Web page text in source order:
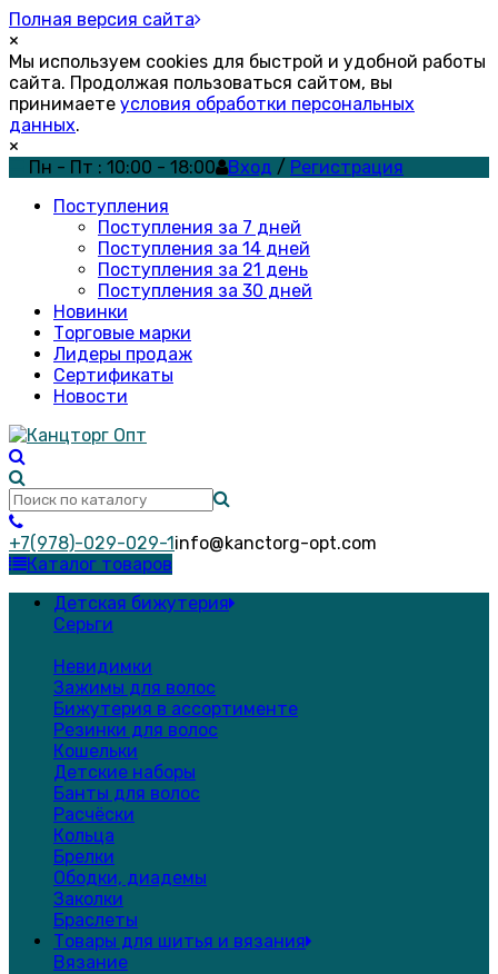
Полная версия сайта
×
Мы используем cookies для быстрой и удобной работы
сайта. Продолжая пользоваться сайтом, вы
принимаете условия обработки персональных
данных.
×
Пн - Пт : 10:00 - 18:00
Вход / Регистрация
Поступления
Поступления за 7 дней
Поступления за 14 дней
Поступления за 21 день
Поступления за 30 дней
Новинки
Торговые марки
Лидеры продаж
Сертификаты
Новости
+7(978)-029-029-1info@kanctorg-opt.com
Каталог товаров
Детская бижутерия
Серьги
Невидимки
Зажимы для волос
Бижутерия в ассортименте
Резинки для волос
Кошельки
Детские наборы
Банты для волос
Расчёски
Кольца
Брелки
Ободки, диадемы
Заколки
Браслеты
Товары для шитья и вязания
Вязание